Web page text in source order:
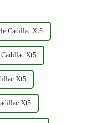
Cadillac Xt5
Cadillac Xt5
Xt5
Xt5